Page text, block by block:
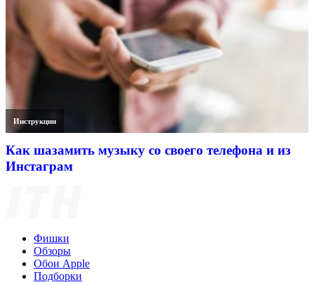
Инструкции
Как шазамить музыку со своего телефона и из
Инстаграм
Фишки
Обзоры
Обои Apple
Подборки